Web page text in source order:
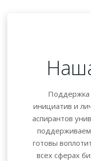
Поддержка
инициатив и
аспирантов
готовы
всех сферах